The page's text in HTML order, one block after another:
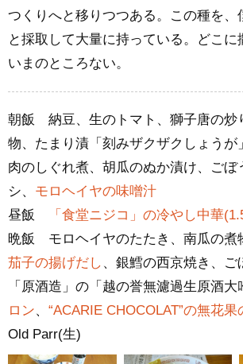
つくりへと移りつつある。この種を、
と採取して大量に持っている。どこに
いまのところない。
朝飯 納豆、生のトマト、獅子唐の炒
物、たまり漬「刻みザクザクしょうが
肉のしぐれ煮、胡瓜のぬか漬け、ごぼ
シ、 モロヘイヤの味噌汁
昼飯
「食堂ニジコ」の冷やし中華
晩飯 モロヘイヤのたたき、南瓜の煮
茄子の揚げだし 、銀鱈の西京焼き、ご
「原酒造」の「越の誉無濾過生原酒大
ロン、 “ACARIE CHOCOLAT”の無花果
Old Parr(生)